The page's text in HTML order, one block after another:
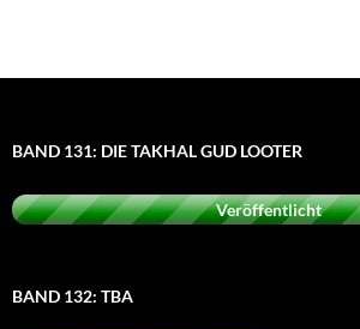
BAND 131: DIE TAKHAL GUD LOOTER
Veröffentlicht
BAND 132: TBA